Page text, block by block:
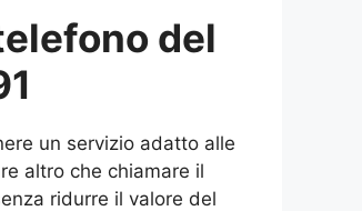
del
un servizio adatto alle
altro che chiamare il
ridurre il valore del